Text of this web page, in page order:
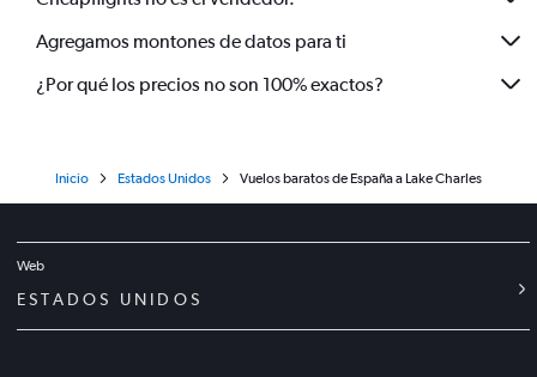
Agregamos montones de datos para ti
¿Por qué los precios no son 100% exactos?
Inicio Estados Unidos Vuelos baratos de España a Lake Charles
Web
ESTADOS UNIDOS